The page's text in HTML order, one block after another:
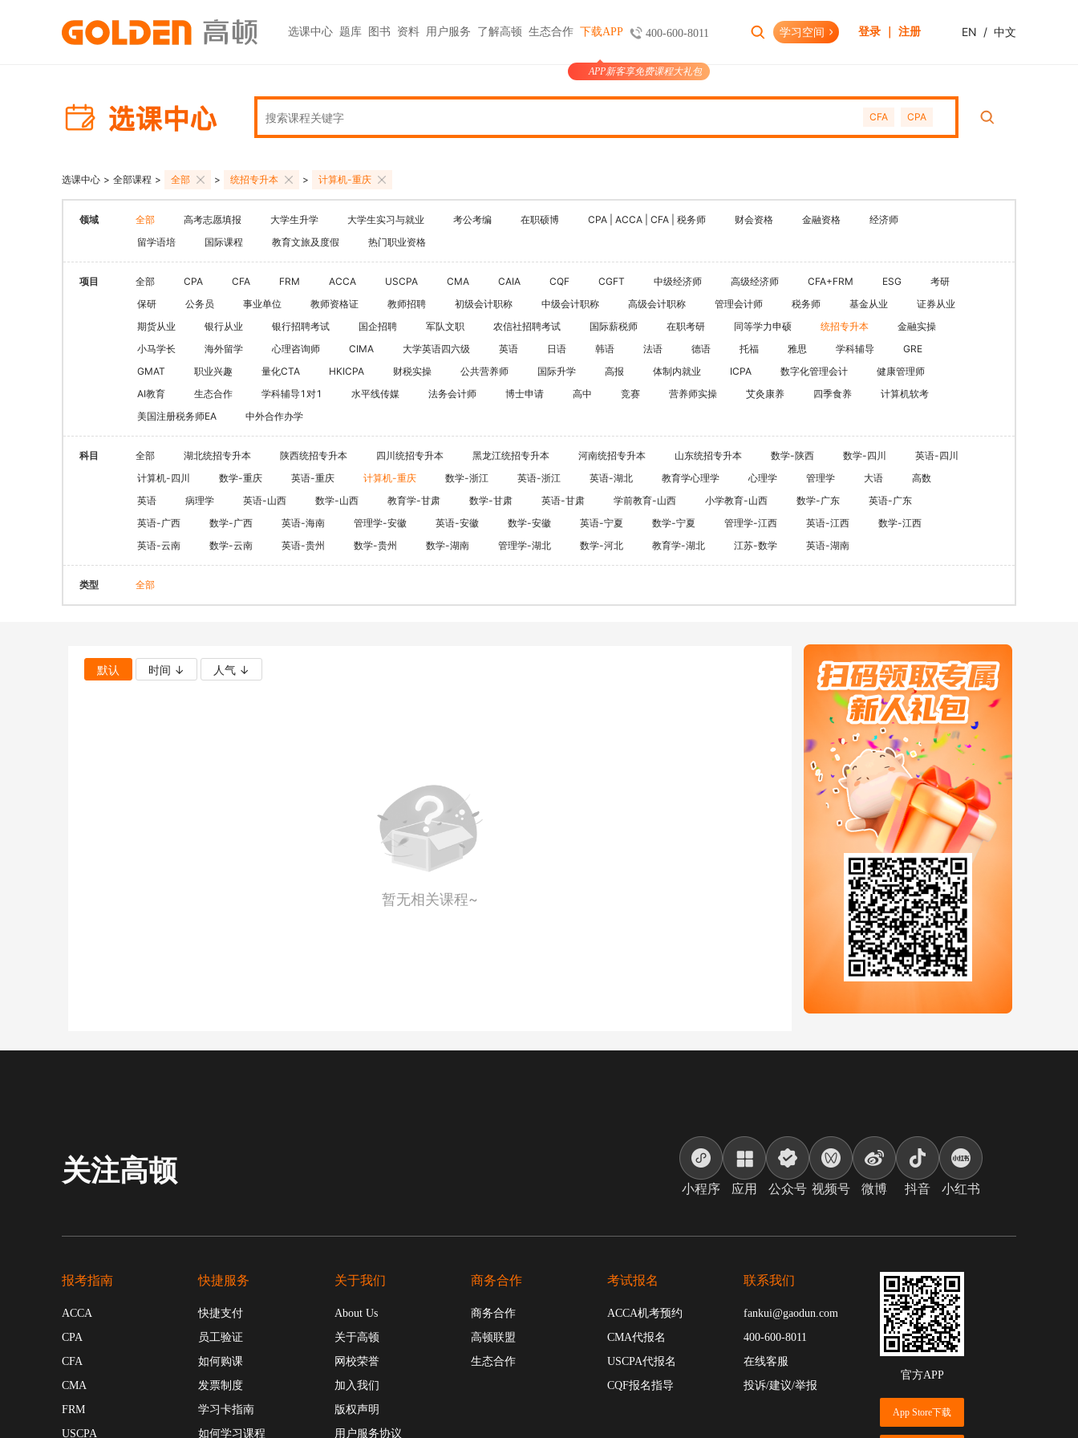
选课中心
金融资格
基金从业
银行从业
CFA+FRM
CQF(国际量化金融证书)
CGFT（特许全球金融科技师）
CAIA(特许另类投资分析师）
HOT
大学生升学
考研 HOT
大学英语四六级
保研 HOT
热门职业资格
心理咨询师
健康管理师
社会工作师
国际薪税师
AI教育
教育文旅及度假
海外研游学
大学生实习与就业
小马学长
国际课程
紫藤国际 NEW
CPA | ACCA | CFA | 税务师
CPA
考公考编
公务员 HOT
国企招聘
留学语培
海外留学
GMAT
日语
韩语
法语
财会资格
初级会计职称
CPA(注册会计师)
管理会计师
ACCA HOT
数字化管理会计
在职硕博
在职考研
博士申请
题库 图书
初级职称
CPA（注册会计师） HOT
税务师
中级经济师
实践与管理
ACCA
CFA
FRM
官方商城
资料 用户服务
ACCA
CFA
CMA
FRM
USCPA
快捷支付
如何购课
网上支付
发票制度
如何学习课程
考试报名
CQF报名指导 考试资讯
了解高顿 生态合作 下载APP
APP新客享免费课程大礼包
400-600-8011 学习空间 登录 ｜ 注册 EN / 中文
CFA CPA
选课中心 > 全部课程 > 全部 > 统招专升本 > 计算机-重庆
领域 全部 高考志愿填报 大学生升学 大学生实习与就业 考公考编 在职硕博 CPA | ACCA | CFA | 税务师 财会资格 金融资格
经济师
留学语培
国际课程 教育文旅及度假 热门职业资格
项目 全部 CPA CFA FRM ACCA USCPA CMA CAIA CQF CGFT 中级经济师 高级经济师 CFA+FRM ESG
考研
保研
公务员 事业单位 教师资格证 教师招聘 初级会计职称 中级会计职称 高级会计职称 管理会计师 税务师 基金从业
证券从业
期货从业
银行从业 银行招聘考试 国企招聘 军队文职 农信社招聘考试 国际薪税师 在职考研 同等学力申硕 统招专升本
金融实操
小马学长
海外留学 心理咨询师 CIMA 大学英语四六级 英语 日语 韩语 法语 德语 托福 雅思 学科辅导
GRE
GMAT
职业兴趣 量化CTA HKICPA 财税实操 公共营养师 国际升学 高报 体制内就业 ICPA 数字化管理会计
健康管理师
AI教育
生态合作 学科辅导1对1 水平线传媒 法务会计师 博士申请 高中 竞赛 营养师实操 艾灸康养 四季食养
计算机软考
美国注册税务师EA
中外合作办学
科目 全部 湖北统招专升本 陕西统招专升本 四川统招专升本 黑龙江统招专升本 河南统招专升本 山东统招专升本 数学-陕西 数学-四川
英语-四川
计算机-四川
数学-重庆 英语-重庆 计算机-重庆 数学-浙江 英语-浙江 英语-湖北 教育学心理学 心理学 管理学 大语
高数
英语
病理学 英语-山西 数学-山西 教育学-甘肃 数学-甘肃 英语-甘肃 学前教育-山西 小学教育-山西 数学-广东
英语-广东
英语-广西
数学-广西 英语-海南 管理学-安徽 英语-安徽 数学-安徽 英语-宁夏 数学-宁夏 管理学-江西 英语-江西
数学-江西
英语-云南
数学-云南 英语-贵州 数学-贵州 数学-湖南 管理学-湖北 数学-河北 教育学-湖北 江苏-数学 英语-湖南
类型 全部
默认 时间 ↓ 人气 ↓
暂无相关课程~
关注高顿
小程序 应用 公众号 视频号 微博 抖音 小红书
报考指南
ACCA
CPA
CFA
CMA
FRM
USCPA
快捷服务
快捷支付
员工验证
如何购课
发票制度
学习卡指南
如何学习课程
关于我们
About Us
关于高顿
网校荣誉
加入我们
版权声明
用户服务协议
商务合作
商务合作
高顿联盟
生态合作
考试报名
ACCA机考预约
CMA代报名
USCPA代报名
CQF报名指导
联系我们
fankui@gaodun.com
400-600-8011
在线客服
投诉/建议/举报
官方APP
App Store下载